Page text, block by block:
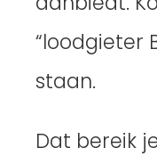
“loodgieter
staan.
Dat bereik